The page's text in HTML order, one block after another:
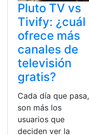
Pluto TV vs
Tivify: ¿cuál
ofrece más
canales de
televisión
gratis?
Cada día que pasa,
son más los
usuarios que
deciden ver la